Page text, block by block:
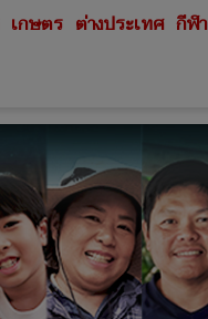
เกษตร ต่างประเทศ กีฬา